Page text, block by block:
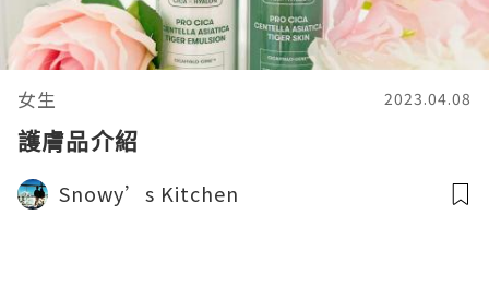
女生 2023.04.08
護膚品介紹
Snowy’s Kitchen